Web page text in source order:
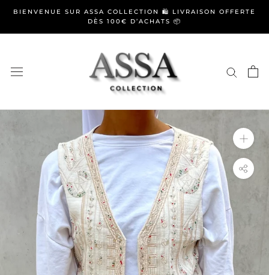
contenu
BIENVENUE SUR ASSA COLLECTION 🛍️ LIVRAISON OFFERTE
DÈS 100€ D’ACHATS 📦